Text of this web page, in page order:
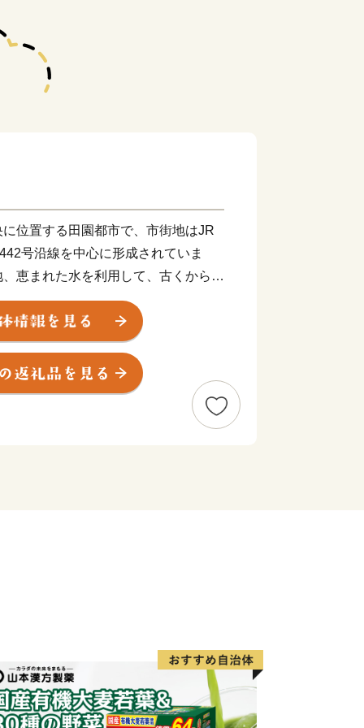
位置する田園都市で、市街地はJR
号沿線を中心に形成されていま
恵まれた水を利用して、古くから
・八女茶をはじめとする農業が盛ん
通の便の良さを生かして企業誘致に
企業が立地しています。
船小屋駅西側に福岡ソフトバンク
「HAWKSベースボールパーク筑
後広域公園や芸術文化交流施設「九